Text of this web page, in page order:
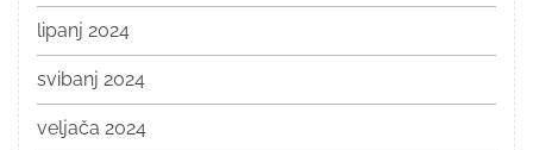
lipanj 2024
svibanj 2024
veljača 2024